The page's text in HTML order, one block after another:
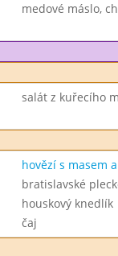
medové máslo,
salát z kuřecího
hovězí s masem
bratislavské
houskový knedlík
čaj